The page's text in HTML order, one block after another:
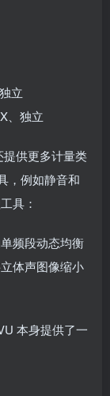
立
、独立
供更多计量类
，例如静音和
具：
频段动态均衡
体声图像缩小
本身提供了一